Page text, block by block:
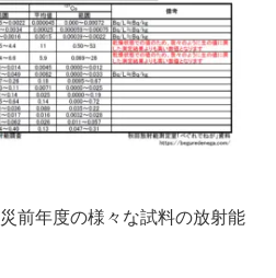
前年度の様々な試料の放射能